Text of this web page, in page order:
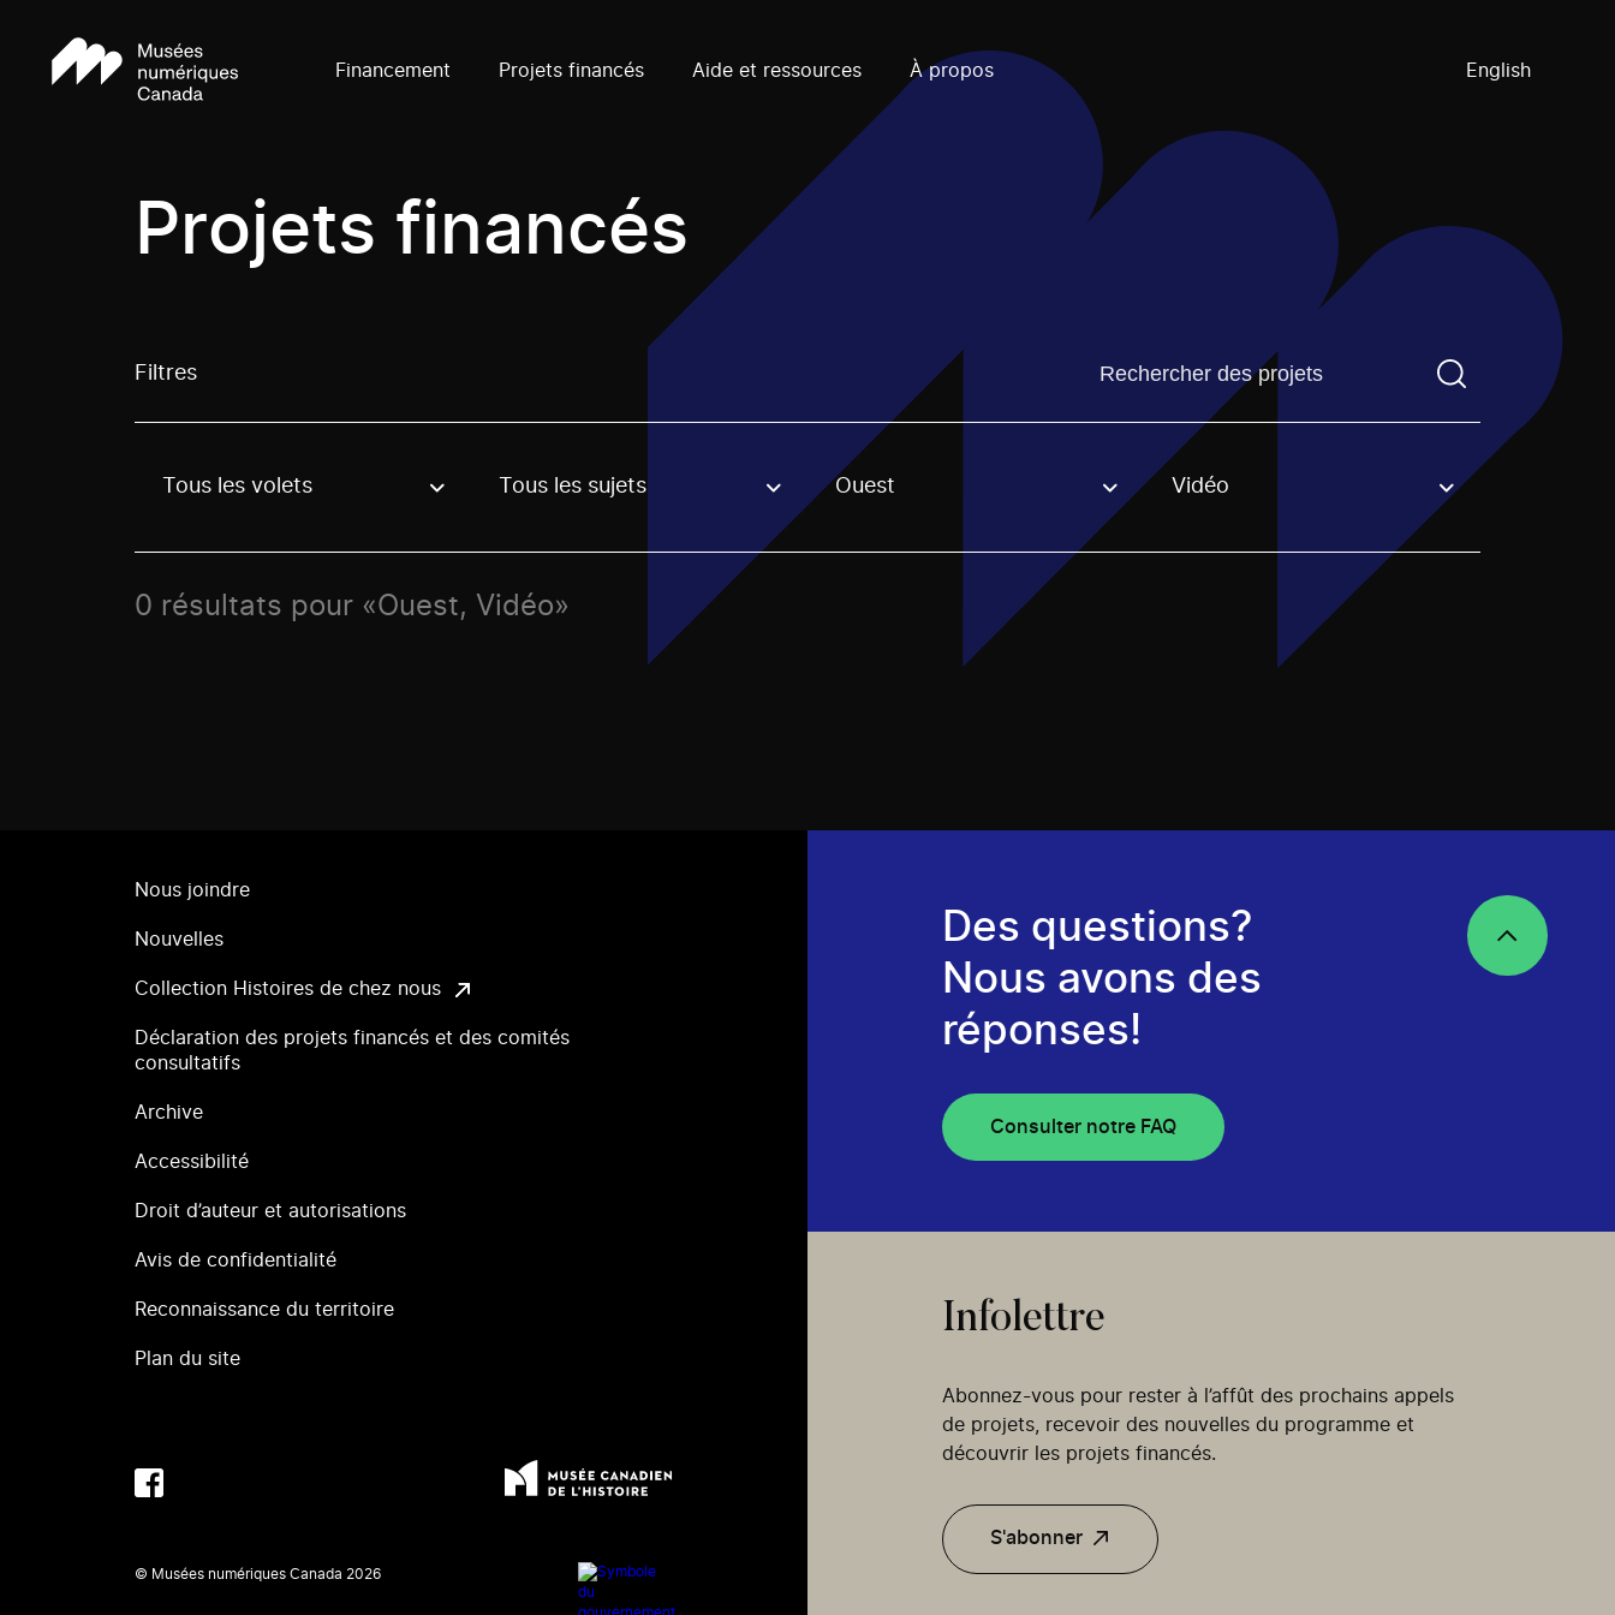
Financement Projets financés Aide et ressources À propos English
Projets financés
Filtres Trouvez un projetVous devez saisir un terme de
Use these options to filter projects by topic, stream or regon. The filter will be applied when selecting an option.
Tous les volets Tous les sujets Ouest Vidéo
0 résultats pour «Ouest, Vidéo»
Nous joindre
Nouvelles
Collection Histoires de chez nous
Déclaration des projets financés et des comités
consultatifs
Archive
Accessibilité
Droit d’auteur et autorisations
Avis de confidentialité
Reconnaissance du territoire
Plan du site
© Musées numériques Canada 2026
Des questions?
Nous avons des
réponses!
Consulter notre FAQ
Infolettre
Abonnez-vous pour rester à l’affût des prochains appels
de projets, recevoir des nouvelles du programme et
découvrir les projets financés.
S'abonner